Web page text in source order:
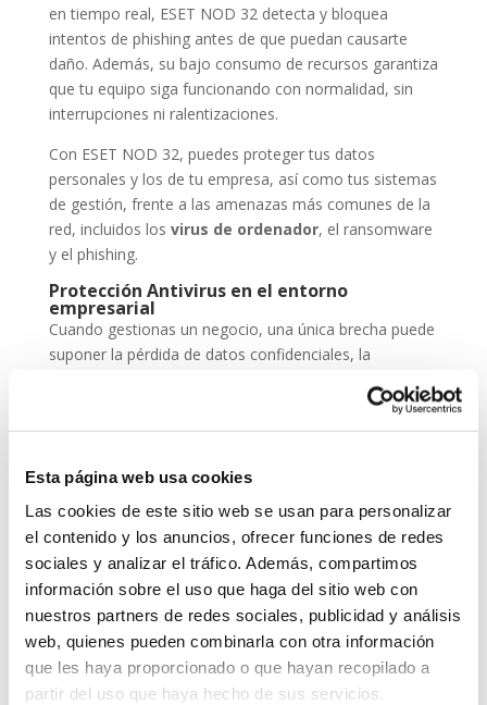
Esta página web usa cookies
Las cookies de este sitio web se usan para personalizar
el contenido y los anuncios, ofrecer funciones de redes
sociales y analizar el tráfico. Además, compartimos
información sobre el uso que haga del sitio web con
nuestros partners de redes sociales, publicidad y análisis
web, quienes pueden combinarla con otra información
que les haya proporcionado o que hayan recopilado a
partir del uso que haya hecho de sus servicios.
en tiempo real, ESET NOD 32 detecta y bloquea
intentos de phishing antes de que puedan causarte
daño. Además, su bajo consumo de recursos garantiza
que tu equipo siga funcionando con normalidad, sin
interrupciones ni ralentizaciones.
Con ESET NOD 32, puedes proteger tus datos
personales y los de tu empresa, así como tus sistemas
de gestión, frente a las amenazas más comunes de la
red, incluidos los virus de ordenador, el ransomware
y el phishing.
Protección Antivirus en el entorno
empresarial
Cuando gestionas un negocio, una única brecha puede
suponer la pérdida de datos confidenciales, la
protección antivirusno
puede ser una opción, sino una inversión
cibernética.
ESET NOD 32 ofrece versiones adaptadas para
entornos empresariales, con consolas de
administración remota y escaneos programados. De
este modo, puedes garantizar que todos los
dispositivos de tu red estén seguros, actualizados y
libres de amenazas.
Grupo-System, ¿Quiénes somos?